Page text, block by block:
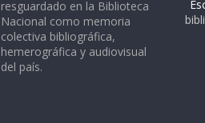
resguardado en la Biblioteca
Nacional como memoria
colectiva bibliográfica,
hemerográfica y audiovisual
del país.